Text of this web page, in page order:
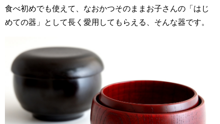
食べ初めでも使えて、なおかつそのままお子さんの「はじ
めての器」として長く愛用してもらえる、そんな器です。